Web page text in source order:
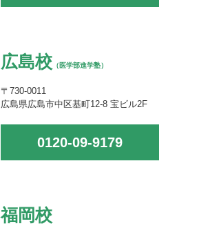
広島校 （医学部進学塾）
〒730-0011
広島県広島市中区基町12-8 宝ビル2F
0120-09-9179
福岡校